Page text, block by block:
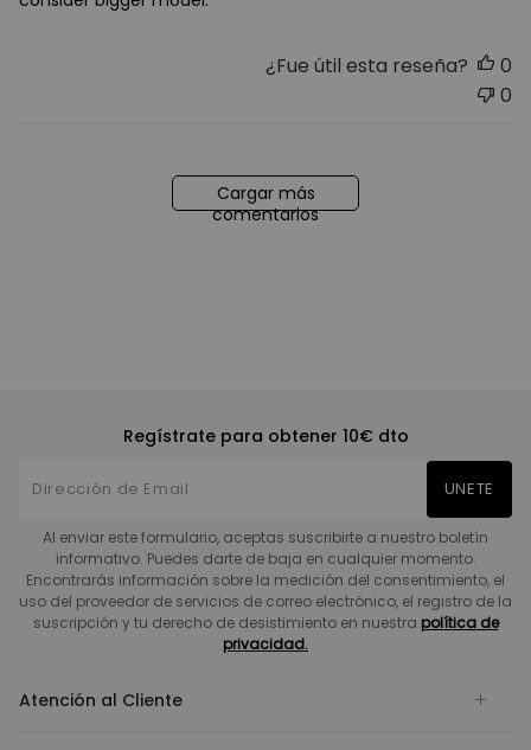
¿Fue útil esta reseña?
0
0
Cargar más
comentarios
Regístrate para obtener 10€ dto
UNETE
Al enviar este formulario, aceptas suscribirte a nuestro boletín
informativo. Puedes darte de baja en cualquier momento.
Encontrarás información sobre la medición del consentimiento, el
uso del proveedor de servicios de correo electrónico, el registro de la
suscripción y tu derecho de desistimiento en nuestra política de
privacidad.
Atención al Cliente